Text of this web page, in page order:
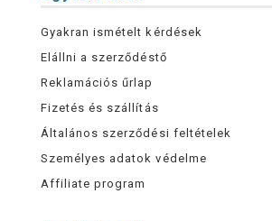
Gyakran ismételt kérdések
Elállni a szerződéstő
Reklamációs űrlap
Fizetés és szállítás
Általános szerződési feltételek
Személyes adatok védelme
Affiliate program